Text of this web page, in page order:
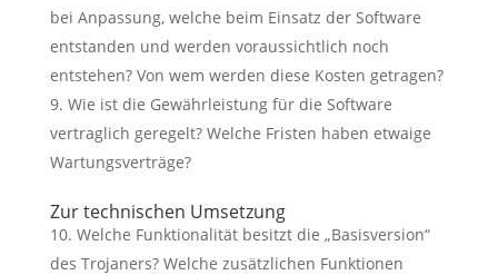
bei Anpassung, welche beim Einsatz der Software
entstanden und werden voraussichtlich noch
entstehen? Von wem werden diese Kosten getragen?
Wie ist die Gewährleistung für die Software
vertraglich geregelt? Welche Fristen haben etwaige
Wartungsverträge?
Zur technischen Umsetzung
Welche Funktionalität besitzt die „Basisversion“
des Trojaners? Welche zusätzlichen Funktionen